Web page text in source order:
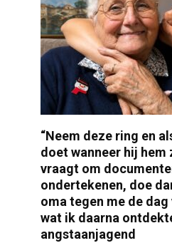
“Neem deze ring en
doet wanneer hij hem
vraagt om
ondertekenen, doe
oma tegen me de
wat ik daarna
angstaanjagend